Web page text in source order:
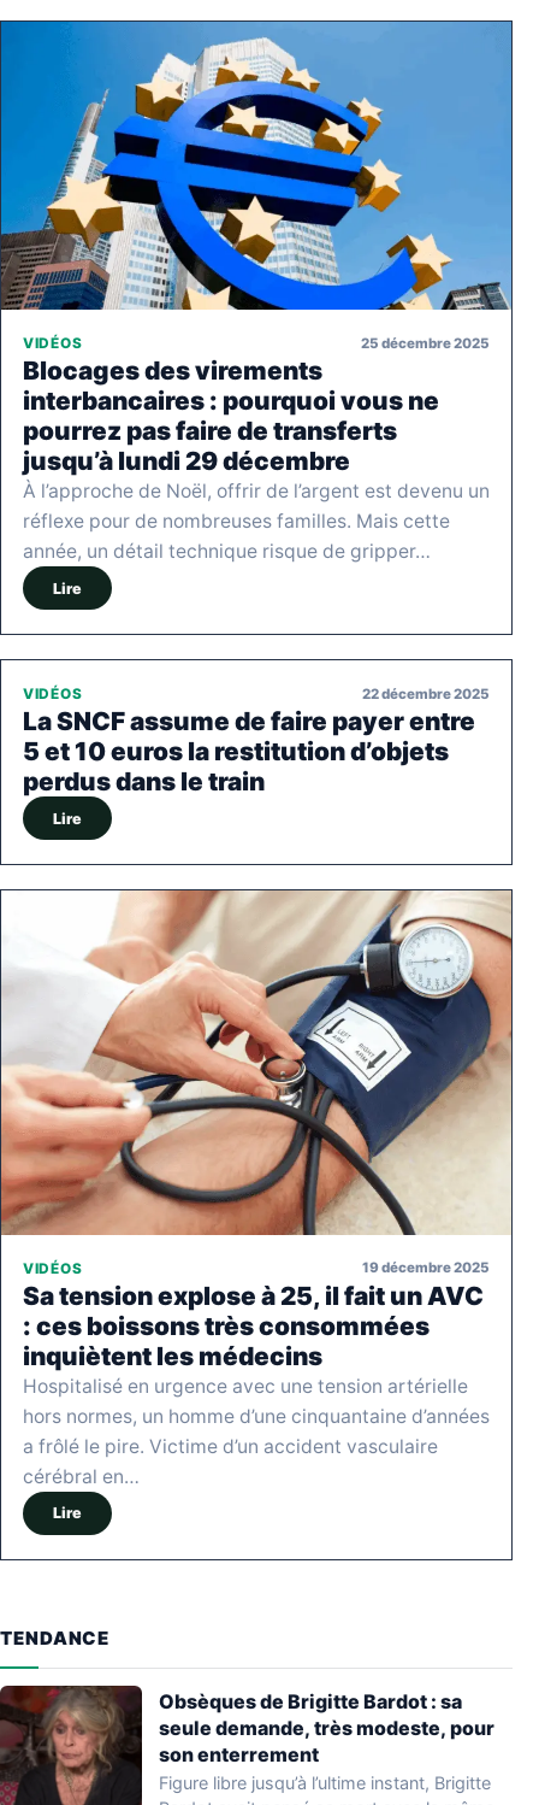
VIDÉOS 25 décembre 2025
Blocages des virements
interbancaires : pourquoi vous ne
pourrez pas faire de transferts
jusqu’à lundi 29 décembre
À l’approche de Noël, offrir de l’argent est devenu un
réflexe pour de nombreuses familles. Mais cette
année, un détail technique risque de gripper…
Lire
VIDÉOS 22 décembre 2025
La SNCF assume de faire payer entre
5 et 10 euros la restitution d’objets
perdus dans le train
Lire
VIDÉOS 19 décembre 2025
Sa tension explose à 25, il fait un AVC
: ces boissons très consommées
inquiètent les médecins
Hospitalisé en urgence avec une tension artérielle
hors normes, un homme d’une cinquantaine d’années
a frôlé le pire. Victime d’un accident vasculaire
cérébral en…
Lire
TENDANCE
Obsèques de Brigitte Bardot : sa
seule demande, très modeste, pour
son enterrement
Figure libre jusqu’à l’ultime instant, Brigitte